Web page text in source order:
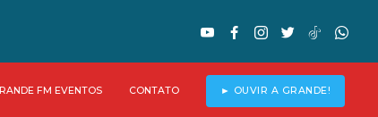
FM EVENTOS CONTATO ► OUVIR A GRANDE!